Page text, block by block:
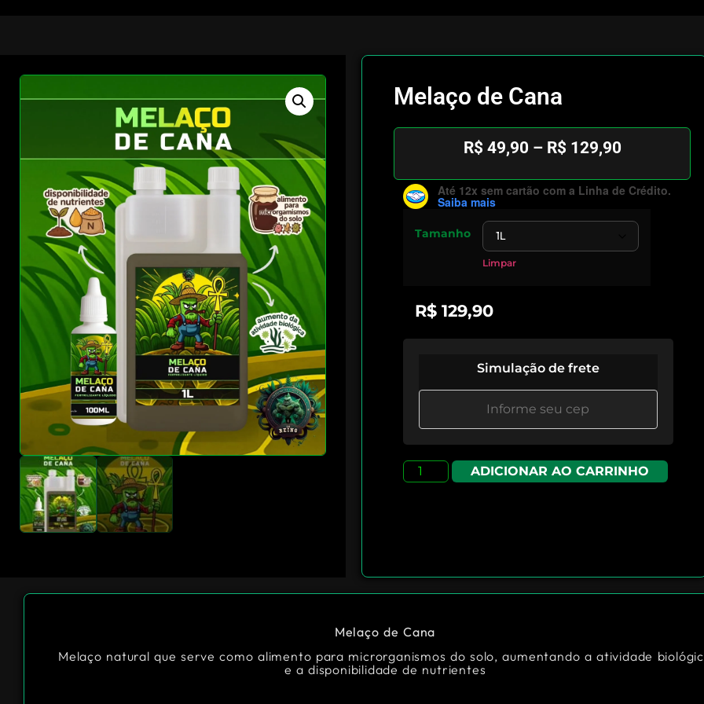
Melaço de Cana
R$ 49,90 – R$ 129,90
Até 12x sem cartão com a Linha de Crédito.
Saiba mais
Tamanho
Limpar
R$ 129,90
Simulação de frete
ADICIONAR AO CARRINHO
Melaço de Cana
Melaço natural que serve como alimento para microrganismos do solo, aumentando a atividade
e a disponibilidade de nutrientes